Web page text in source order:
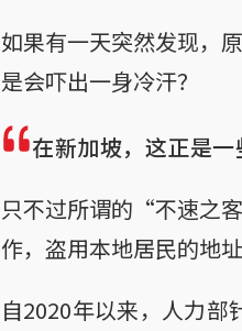
如果有一天突然发现，
是会吓出一身冷汗？
在新加坡，这正是一
只不过所谓的“不速之
作，盗用本地居民的地
自2020年以来，人力